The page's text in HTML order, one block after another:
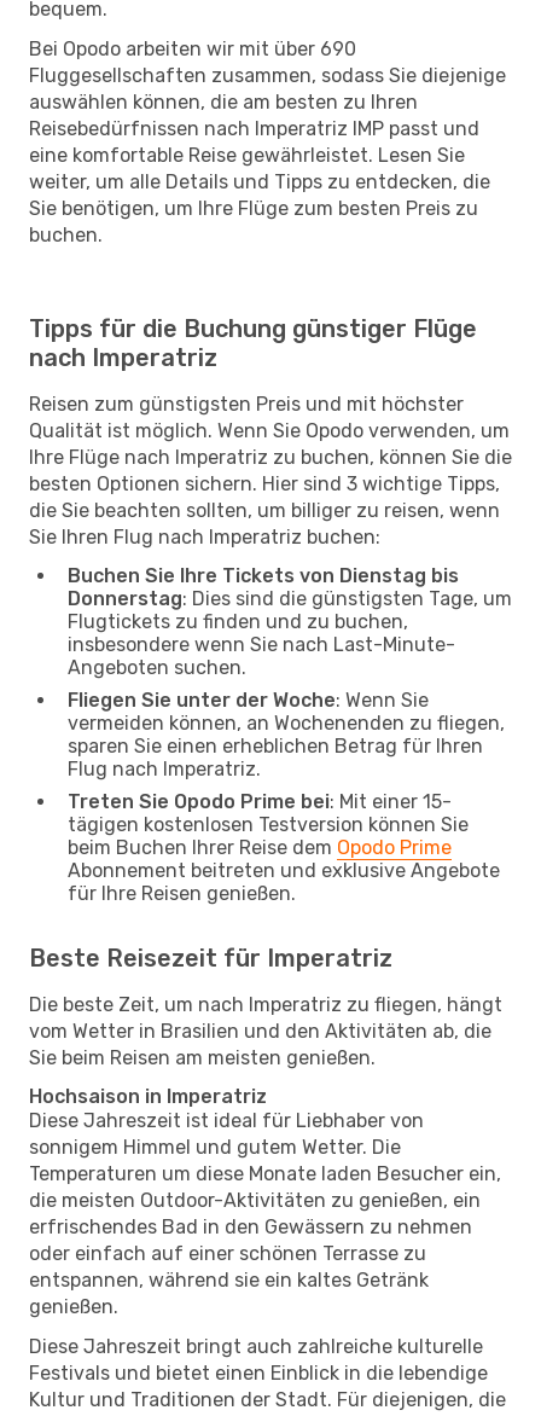
bequem.
Bei Opodo arbeiten wir mit über 690
Fluggesellschaften zusammen, sodass Sie diejenige
auswählen können, die am besten zu Ihren
Reisebedürfnissen nach Imperatriz IMP passt und
eine komfortable Reise gewährleistet. Lesen Sie
weiter, um alle Details und Tipps zu entdecken, die
Sie benötigen, um Ihre Flüge zum besten Preis zu
buchen.
Tipps für die Buchung günstiger Flüge
nach Imperatriz
Reisen zum günstigsten Preis und mit höchster
Qualität ist möglich. Wenn Sie Opodo verwenden, um
Ihre Flüge nach Imperatriz zu buchen, können Sie die
besten Optionen sichern. Hier sind 3 wichtige Tipps,
die Sie beachten sollten, um billiger zu reisen, wenn
Sie Ihren Flug nach Imperatriz buchen:
Buchen Sie Ihre Tickets von Dienstag bis
Donnerstag: Dies sind die günstigsten Tage, um
Flugtickets zu finden und zu buchen,
insbesondere wenn Sie nach Last-Minute-
Angeboten suchen.
Fliegen Sie unter der Woche: Wenn Sie
vermeiden können, an Wochenenden zu fliegen,
sparen Sie einen erheblichen Betrag für Ihren
Flug nach Imperatriz.
Treten Sie Opodo Prime bei: Mit einer 15-
tägigen kostenlosen Testversion können Sie
beim Buchen Ihrer Reise dem Opodo Prime
Abonnement beitreten und exklusive Angebote
für Ihre Reisen genießen.
Beste Reisezeit für Imperatriz
Die beste Zeit, um nach Imperatriz zu fliegen, hängt
vom Wetter in Brasilien und den Aktivitäten ab, die
Sie beim Reisen am meisten genießen.
Hochsaison in Imperatriz
Diese Jahreszeit ist ideal für Liebhaber von
sonnigem Himmel und gutem Wetter. Die
Temperaturen um diese Monate laden Besucher ein,
die meisten Outdoor-Aktivitäten zu genießen, ein
erfrischendes Bad in den Gewässern zu nehmen
oder einfach auf einer schönen Terrasse zu
entspannen, während sie ein kaltes Getränk
genießen.
Diese Jahreszeit bringt auch zahlreiche kulturelle
Festivals und bietet einen Einblick in die lebendige
Kultur und Traditionen der Stadt. Für diejenigen, die